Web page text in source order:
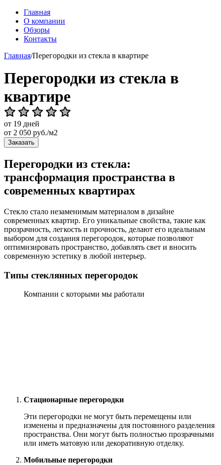
Главная
О компании
Обзоры
Контакты
Главная/Перегородки из стекла в квартире
Перегородки из стекла в
квартире
от 19 дней
от 2 050 руб./м2
Заказать
Перегородки из стекла:
трансформация пространства в
современных квартирах
Стекло стало незаменимым материалом в дизайне
современных квартир. Его уникальные свойства, такие как
прозрачность, легкость и прочность, делают его идеальным
выбором для создания перегородок, которые позволяют
оптимизировать пространство, добавлять свет и вносить
современную эстетику в любой интерьер.
Типы стеклянных перегородок
Компании с которыми мы работали
Стационарные перегородки
Эти перегородки не могут быть перемещены или
изменены и предназначены для постоянного разделения
пространства. Они могут быть полностью прозрачными
или иметь матовую или декоративную отделку.
Мобильные перегородки